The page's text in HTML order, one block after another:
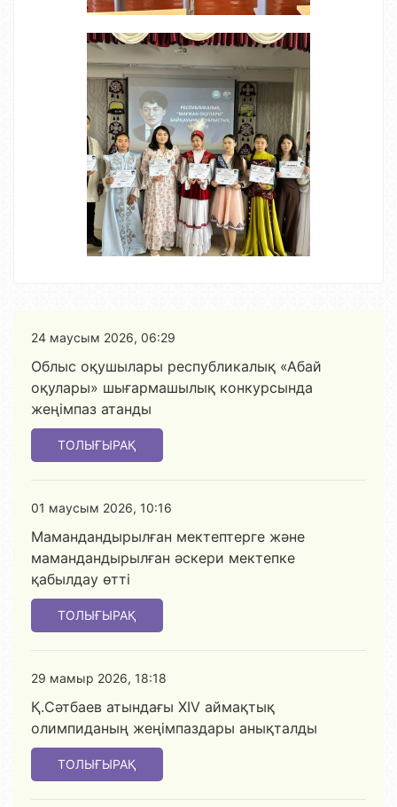
24 маусым 2026, 06:29
Облыс оқушылары республикалық «Абай
оқулары» шығармашылық конкурсында
жеңімпаз атанды
ТОЛЫҒЫРАҚ
01 маусым 2026, 10:16
Мамандандырылған мектептерге және
мамандандырылған әскери мектепке
қабылдау өтті
ТОЛЫҒЫРАҚ
29 мамыр 2026, 18:18
Қ.Сәтбаев атындағы XIV аймақтық
олимпиданың жеңімпаздары анықталды
ТОЛЫҒЫРАҚ